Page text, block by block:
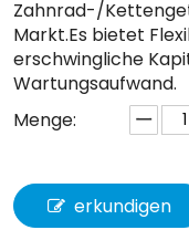
Zahnrad-/
Markt.Es bietet
erschwingliche
Wartungsaufwand.
Menge:
erkundigen